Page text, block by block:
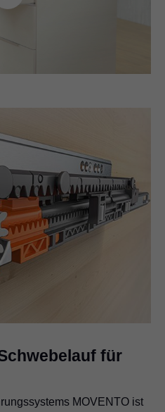
Play
für
MOVENTO ist